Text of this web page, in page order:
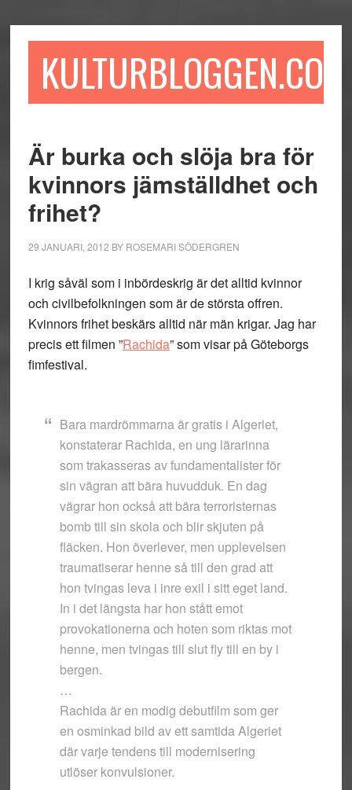
till
till
sidofältet
till
KULTURBLOGGEN.COM
Är burka och slöja bra för
kvinnors jämställdhet och
frihet?
29 JANUARI, 2012 BY ROSEMARI SÖDERGREN
I krig såväl som i inbördeskrig är det alltid kvinnor
och civilbefolkningen som är de största offren.
Kvinnors frihet beskärs alltid när män krigar. Jag har
precis ett filmen ”Rachida” som visar på Göteborgs
fimfestival.
Bara mardrömmarna är gratis i Algeriet,
konstaterar Rachida, en ung lärarinna
som trakasseras av fundamentalister för
sin vägran att bära huvudduk. En dag
vägrar hon också att bära terroristernas
bomb till sin skola och blir skjuten på
fläcken. Hon överlever, men upplevelsen
traumatiserar henne så till den grad att
hon tvingas leva i inre exil i sitt eget land.
In i det längsta har hon stått emot
provokationerna och hoten som riktas mot
henne, men tvingas till slut fly till en by i
bergen.
…
Rachida är en modig debutfilm som ger
en osminkad bild av ett samtida Algeriet
där varje tendens till modernisering
utlöser konvulsioner.